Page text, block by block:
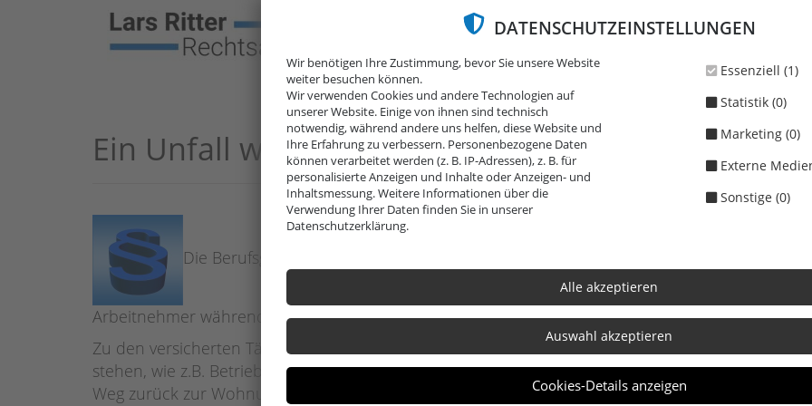
Beratungsschwerpunkte & Lexikon Vita Honorar Archiv
Ein Unfall während der Raucherpause ist kein
Die Berufsgenossenschaften als Träger der gesetzlichen Unfallversicherung sind
Arbeitnehmer während der Arbeit eine Verletzung erleidet oder sogar tödlich verunglückt.
Zu den versicherten Tätigkeiten zählt neben der eigentlichen Arbeit auch Sondertätigkeiten, die
stehen, wie z.B. Betriebssport, Betriebsfeiern, Betriebsauflüge sowie die direkte Fahrt vom
Weg zurück zur Wohnung. Vom Versicherungsschutz ausgenommen sind hingegen Tätigkeiten,
DATENSCHUTZEINSTELLUNGEN
Wir benötigen Ihre Zustimmung, bevor Sie unsere Website
weiter besuchen können.
Wir verwenden Cookies und andere Technologien auf
unserer Website. Einige von ihnen sind technisch
notwendig, während andere uns helfen, diese Website und
Ihre Erfahrung zu verbessern. Personenbezogene Daten
können verarbeitet werden (z. B. IP-Adressen), z. B. für
personalisierte Anzeigen und Inhalte oder Anzeigen- und
Inhaltsmessung. Weitere Informationen über die
Verwendung Ihrer Daten finden Sie in unserer
Datenschutzerklärung.
Essenziell (1)
Statistik (0)
Marketing (0)
Externe
Sonstige (0)
Alle akzeptieren
Auswahl akzeptieren
Cookies-Details anzeigen